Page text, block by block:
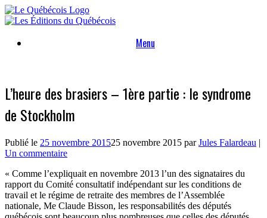
Skip
to
Menu
L’heure des brasiers – 1ère partie : le syndrome
de Stockholm
Publié le 25 novembre 201525 novembre 2015 parJules Falardeau |
Un commentaire
« Comme l’expliquait en novembre 2013 l’un des signataires du
rapport du Comité consultatif indépendant sur les conditions de
travail et le régime de retraite des membres de l’Assemblée
nationale, Me Claude Bisson, les responsabilités des députés